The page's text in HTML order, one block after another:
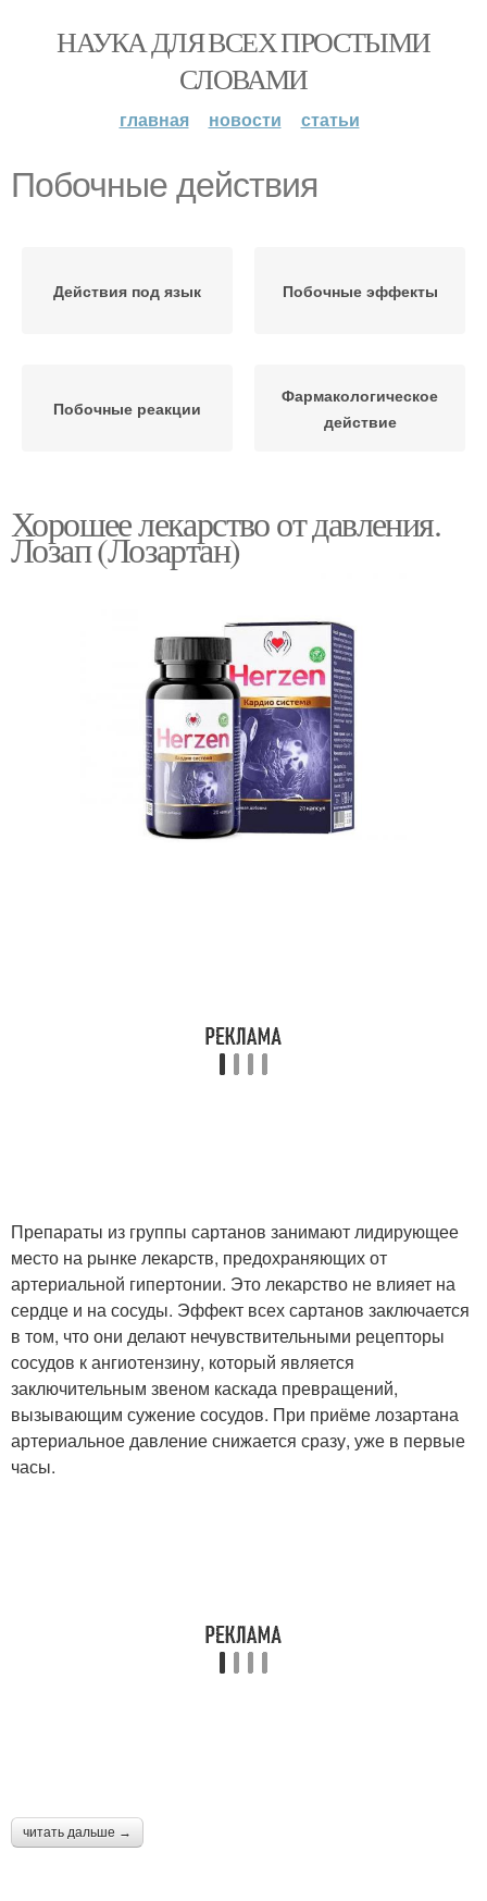
НАУКА ДЛЯ ВСЕХ ПРОСТЫМИ
СЛОВАМИ
главная новости статьи
Побочные действия
Действия под язык Побочные эффекты
Побочные реакции
Фармакологическое
действие
Хорошее лекарство от давления.
Лозап (Лозартан)
Препараты из группы сартанов занимают лидирующее
место на рынке лекарств, предохраняющих от
артериальной гипертонии. Это лекарство не влияет на
сердце и на сосуды. Эффект всех сартанов заключается
в том, что они делают нечувствительными рецепторы
сосудов к ангиотензину, который является
заключительным звеном каскада превращений,
вызывающим сужение сосудов. При приёме лозартана
артериальное давление снижается сразу, уже в первые
часы.
читать дальше →